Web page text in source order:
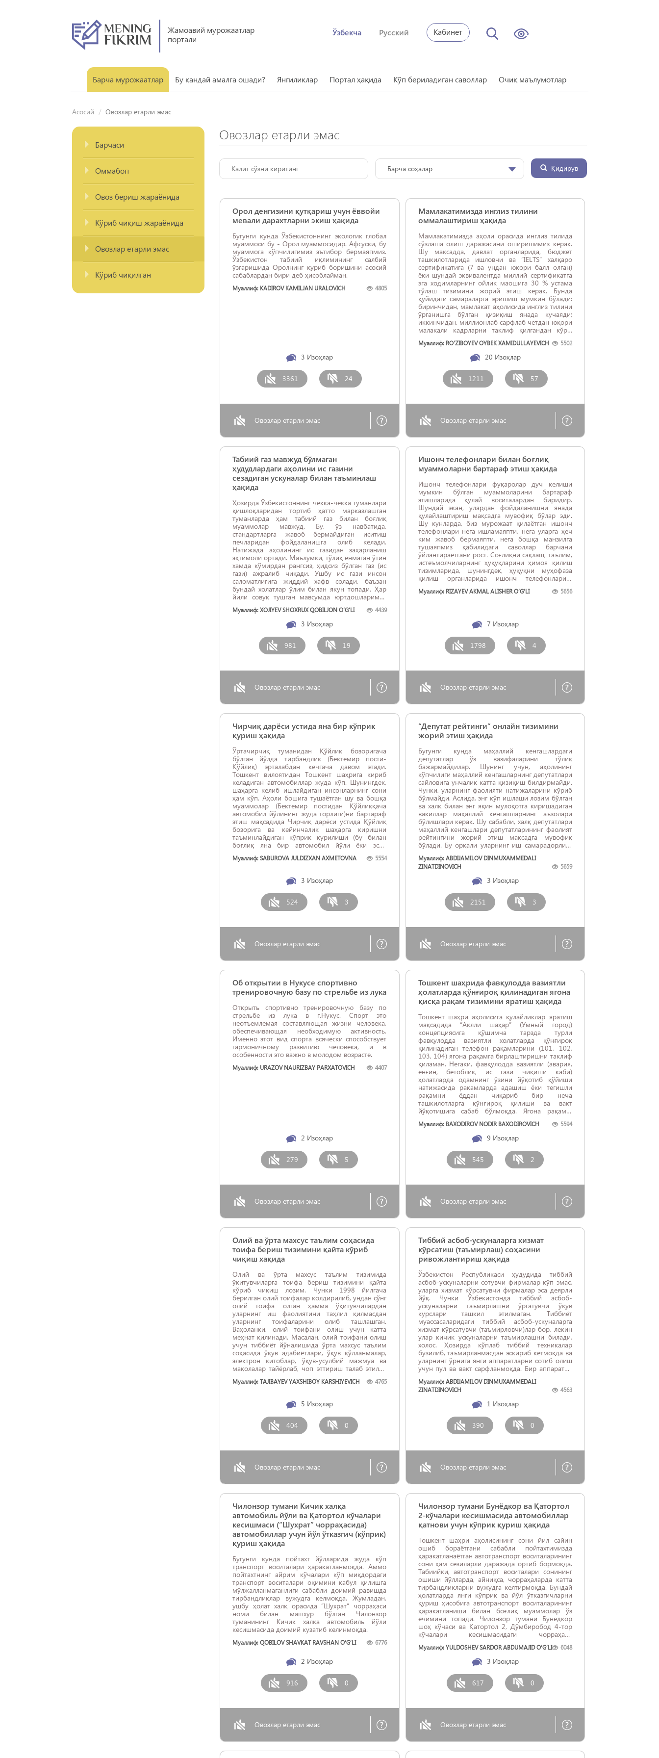
Жамоавий мурожаатлар
портали
Ўзбекча Русский Кабинет
Барча мурожаатлар Бу қандай амалга ошади? Янгиликлар Портал ҳақида Кўп бериладиган саволлар Очиқ маълумотлар
Асосий Овозлар етарли эмас
Барчаси
Оммабоп
Овоз бериш жараёнида
Кўриб чиқиш жараёнида
Овозлар етарли эмас
Кўриб чиқилган
Овозлар етарли эмас
Барча соҳалар Қидирув
Орол денгизини қутқариш учун ёввойи
мевали дарахтларни экиш ҳақида
Бугунги кунда Ўзбекистоннинг экологик глобал
муаммоси бу - Орол муаммосидир. Aфсуски, бу
муаммога кўпчилигимиз эътибор бермаяпмиз.
Ўзбекистон табиий иқлимининг салбий
ўзгаришида Оролнинг қуриб боришини асосий
сабаблардан бири деб ҳисоблайман.
Муаллиф: KADIROV KAMILJAN URALOVICH 4805
3 Изоҳлар
3361 24
Овозлар етарли эмас
Мамлакатимизда инглиз тилини
оммалаштириш ҳақида
Мамлакатимизда аҳоли орасида инглиз тилида
сўзлаша олиш даражасини оширишимиз керак.
Шу мақсадда, давлат органларида, бюджет
ташкилотларида ишловчи ва “IELTS” халқаро
сертификатига (7 ва ундан юқори балл олган)
ёки шундай эквивалентда миллий сертификатга
эга ходимларнинг ойлик маошига 30 % устама
тўлаш тизимини жорий этиш керак. Бунда
қуйидаги самараларга эришиш мумкин бўлади:
биринчидан, мамлакат аҳолисида инглиз тилини
ўрганишга бўлган қизиқиш янада кучаяди;
иккинчидан, миллионлаб сарфлаб четдан юқори
малакали кадрларни таклиф қилгандан кўра,
қўним топишига кўмак берилади; учинчидан,
инглиз тилини пухта ўзлаштирган малакали
кадрлар ишга инновацион ёндашиш ва
замонавий фикрлаш қобилиятига ...
Муаллиф: RO‘ZIBOYEV OYBEK XAMIDULLAYEVICH 5502
20 Изоҳлар
1211 57
Овозлар етарли эмас
Табиий газ мавжуд бўлмаган
ҳудудлардаги аҳолини ис газини
сезадиган ускуналар билан таъминлаш
ҳақида
Ҳозирда Ўзбекистоннинг чекка-чекка туманлари
қишлоқларидан тортиб ҳатто марказлашган
туманларда ҳам табиий газ билан боғлиқ
муаммолар мавжуд. Бу, ўз навбатида,
стандартларга жавоб бермайдиган иситиш
печларидан фойдаланишга олиб келади.
Натижада аҳолининг ис газидан заҳарланиш
эҳтимоли ортади. Маълумки, тўлиқ ёнмаган ўтин
хамда кўмирдан рангсиз, ҳидсиз бўлган газ (ис
гази) ажралиб чиқади. Ушбу ис гази инсон
саломатлигига жиддий хафв солади, баъзан
бундай холатлар ўлим билан якун топади. Ҳар
йили совуқ тушган мавсумда юртдошларимиз
ис газидан заҳарланиб ҳалок бўлиш ҳолатлари
кўпайиб бормоқда. Менимча, бундай вазиятлар
яна такрорланишини олдини олиш шарт ...
Муаллиф: XOJIYEV SHOXRUX QOBILJON O‘G‘LI 4439
3 Изоҳлар
981 19
Овозлар етарли эмас
Ишонч телефонлари билан боғлиқ
муаммоларни бартараф этиш ҳақида
Ишонч телефонлари фуқаролар дуч келиши
мумкин бўлган муаммоларини бартараф
этишларида қулай воситалардан биридир.
Шундай экан, улардан фойдаланишни янада
қулайлаштириш мақсадга мувофиқ бўлар эди.
Шу кунларда, биз мурожаат қилаётган ишонч
телефонлари нега ишламаяпти, нега уларга ҳеч
ким жавоб бермаяпти, нега бошқа манзилга
тушаяпмиз қабилидаги саволлар барчани
ўйлантираётгани рост. Соғлиқни сақлаш, таълим,
истеъмолчиларнинг ҳуқуқларини ҳимоя қилиш
тизимларида, шунингдек, ҳуқуқни муҳофаза
қилиш органларида ишонч телефонларига
зарур. Барча ишонч телефон рақамларини ўзида
осон бўлар эди. Бундан ташқари, ...
Муаллиф: RIZAYEV AKMAL ALISHER O‘G‘LI 5656
7 Изоҳлар
1798 4
Овозлар етарли эмас
Чирчиқ дарёси устида яна бир кўприк
қуриш ҳақида
Ўртачирчиқ туманидан Қўйлиқ бозоригача
бўлган йўлда тирбандлик (Бектемир пости-
Қўйлиқ) эрталабдан кечгача давом этади.
Тошкент вилоятидан Тошкент шаҳрига кириб
келадиган автомобиллар жуда кўп. Шунингдек,
шаҳарга келиб ишлайдиган инсонларнинг сони
ҳам кўп. Аҳоли бошига тушаётган шу ва бошқа
муаммолар (Бектемир постидан Қўйлиққача
автомобил йўлининг жуда торлиги)ни бартараф
этиш мақсадида Чирчиқ дарёси устида Қўйлиқ
бозорига ва кейинчалик шаҳарга киришни
таъминлайдиган кўприк қурилиши (бу билан
боғлиқ яна бир автомобил йўли ёки эски
мувофиқ бўлар эди.
Муаллиф: SABUROVA JULDIZXAN AXMETOVNA 5554
3 Изоҳлар
524 3
Овозлар етарли эмас
“Депутат рейтинги” онлайн тизимини
жорий этиш ҳақида
Бугунги кунда маҳаллий кенгашлардаги
депутатлар ўз вазифаларини тўлиқ
бажармайдилар. Шунинг учун, аҳолининг
кўпчилиги маҳаллий кенгашларнинг депутатлари
сайловига унчалик катта қизиқиш билдирмайди.
Чунки, уларнинг фаолияти натижаларини кўриб
бўлмайди. Аслида, энг кўп ишлаши лозим бўлган
ва халқ билан энг яқин мулоқотга киришадиган
вакиллар маҳаллий кенгашларнинг аъзолари
бўлишлари керак. Шу сабабли, халқ депутатлари
маҳаллий кенгашлари депутатларининг фаолият
рейтингини жорий этиш мақсадга мувофиқ
бўлади. Бу орқали уларнинг иш самарадорлиги
Муаллиф: ABDIJAMILOV DINMUXAMMEDALI
ZINATDINOVICH
5659
3 Изоҳлар
2151 3
Овозлар етарли эмас
Об открытии в Нукусе спортивно
тренировочную базу по стрельбе из лука
Открыть спортивно тренировочную базу по
стрельбе из лука в г.Нукус. Спорт это
неотъемлемая составляющая жизни человека,
обеспечивающая необходимую активность.
Именно этот вид спорта всячески способствует
гармоничному развитию человека, и в
особенности это важно в молодом возрасте.
Муаллиф: URAZOV NAURIZBAY PARXATOVICH 4407
2 Изоҳлар
279 5
Овозлар етарли эмас
Тошкент шаҳрида фавқулодда вазиятли
ҳолатларда қўнғироқ қилинадиган ягона
қисқа рақам тизимини яратиш ҳақида
Тошкент шаҳри аҳолисига қулайликлар яратиш
мақсадида “Ақлли шаҳар” (Умный город)
концепциясига қўшимча тарзда турли
фавқулодда вазиятли холатларда қўнғироқ
қилинадиган телефон рақамларини (101, 102,
103, 104) ягона рақамга бирлаштиришни таклиф
қиламан. Негаки, фавқулодда вазиятли (авария,
ёнғин, бетоблик, ис гази чиқиши каби)
ҳолатларда одамнинг ўзини йўқотиб қўйиши
натижасида рақамларда адашиш ёки тегишли
рақамни ёддан чиқариб бир неча
ташкилотларга қўнғироқ қилиши ва вақт
йўқотишига сабаб бўлмоқда. Ягона рақамга
оладиган оператор хизматидан фойдаланишни
таъминлаб, операторнинг фуқародан авария
тафсилотларини аниқ ўрганиши, замонавий
технологиялардан фойдаланган ҳолда, буюртма
қабул қилиш ...
Муаллиф: BAXODIROV NODIR BAXODIROVICH 5594
9 Изоҳлар
545 2
Овозлар етарли эмас
Олий ва ўрта махсус таълим соҳасида
тоифа бериш тизимини қайта кўриб
чиқиш хақида
Олий ва ўрта махсус таълим тизимида
ўқитувчиларга тоифа бериш тизимини қайта
кўриб чиқиш лозим. Чунки 1998 йилгача
берилган олий тоифалар қолдирилиб, ундан сўнг
олий тоифа олган ҳамма ўқитувчилардан
уларнинг иш фаолиятини таҳлил қилмасдан
уларнинг тоифаларини олиб ташлашган.
Ваҳоланки, олий тоифани олиш учун катта
меҳнат қилинади. Масалан, олий тоифани олиш
учун тиббиёт йўналишида ўрта махсус таълим
соҳасида ўқув адабиётлари, ўқув қўлланмалар,
электрон китоблар, ўқув-усулбий мажмуа ва
мақолалар тайёрлаб, чоп эттириш талаб этилар
ташланган кўп йиллик иш тажрибасига эга
Муаллиф: TAJIBAYEV YAXSHIBOY KARSHIYEVICH 4765
5 Изоҳлар
404 0
Овозлар етарли эмас
Тиббий асбоб-ускуналарга хизмат
кўрсатиш (таъмирлаш) соҳасини
ривожлантириш ҳақида
Ўзбекистон Республикаси ҳудудида тиббий
асбоб-ускуналарни сотувчи фирмалар кўп эмас,
уларга хизмат кўрсатувчи фирмалар эса деярли
йўқ. Чунки Ўзбекистонда тиббий асбоб-
ускуналарни таъмирлашни ўргатувчи ўқув
курслари ташкил этилмаган. Тиббиёт
муассасаларидаги тиббий асбоб-ускуналарга
хизмат кўрсатувчи (таъмирловчи)лар бор, лекин
улар кичик ускуналарни таъмирлашни билади,
холос. Ҳозирда кўплаб тиббий техникалар
бузилиб, таъмирланмасдан эскириб кетмоқда ва
уларнинг ўрнига янги аппаратларни сотиб олиш
учун пул ва вақт сарфланмоқда. Бир аппаратни
бўлишмоқда.
Муаллиф: ABDIJAMILOV DINMUXAMMEDALI
ZINATDINOVICH
4563
1 Изоҳлар
390 0
Овозлар етарли эмас
Чилонзор тумани Кичик халқа
автомобиль йўли ва Қатортол кўчалари
кесишмаси (“Шухрат” чорраҳасида)
автомобиллар учун йўл ўтказгич (кўприк)
қуриш ҳақида
Бугунги кунда пойтахт йўлларида жуда кўп
транспорт воситалари ҳаракатланмоқда. Аммо
пойтахтнинг айрим кўчалари кўп миқдордаги
транспорт воситалари оқимини қабул қилишга
мўлжалланмаганлиги сабабли доимий равишда
тирбандликлар вужудга келмоқда. Жумладан,
ушбу ҳолат халқ орасида “Шухрат” чорраҳаси
номи билан машхур бўлган Чилонзор
туманининг Кичик халқа автомобиль йўли
кесишмасида доимий кузатиб келинмоқда.
Муаллиф: QOBILOV SHAVKAT RAVSHAN O‘G‘LI 6776
2 Изоҳлар
916 0
Овозлар етарли эмас
Чилонзор тумани Бунёдкор ва Қатортол
2-кўчалари кесишмасида автомобиллар
қатнови учун кўприк қуриш ҳақида
Тошкент шаҳри аҳолисининг сони йил сайин
ошиб бораётгани сабабли пойтахтимизда
ҳаракатланаётган автотранспорт воситаларининг
сони ҳам сезиларли даражада ортиб бормоқда.
Табиийки, автотранспорт воситалари сонининг
ошиши йўлларда, айниқса, чорраҳаларда катта
тирбандликларни вужудга келтирмоқда. Бундай
ҳолатларда янги кўприк ва йўл ўтказгичларни
қуриш ҳисобига автотранспорт воситаларининг
ҳаракатланиши билан боғлиқ муаммолар ўз
ечимини топади. Чилонзор тумани Бунёдкор
шоҳ кўчаси ва Қатортол 2, Дўмбиробод 4-тор
кўчалари кесишмасидаги чорраҳада
пиёдаларнинг серқатновлиги сабабли катта
тирбандлик вужудга келиб, давлат йўл ҳаракати
хавфсизлиги хизмати ходимларининг
аралашувига қарамай тирбандлик билан боғлиқ
муаммолар ўз ечимини топмай қолмоқда. ...
Муаллиф: YULDOSHEV SARDOR ABDUMAJID O‘G‘LI 6048
3 Изоҳлар
617 0
Овозлар етарли эмас